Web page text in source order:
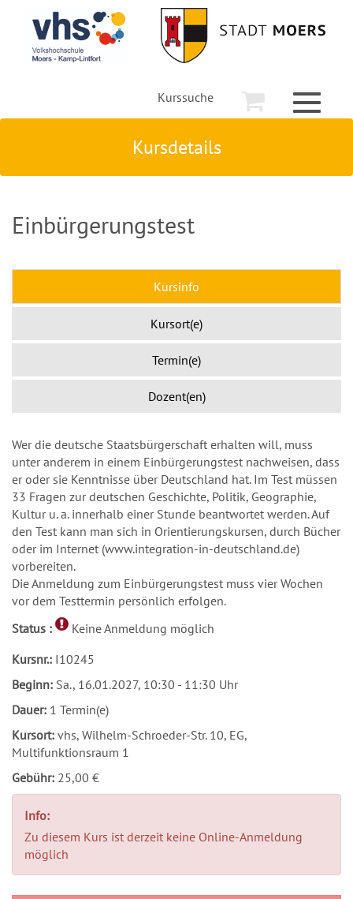
Kurssuche
Toggle
Kursdetails
Einbürgerungstest
Kursinfo
Kursort(e)
Termin(e)
Dozent(en)
Wer die deutsche Staatsbürgerschaft erhalten will, muss
unter anderem in einem Einbürgerungstest nachweisen, dass
er oder sie Kenntnisse über Deutschland hat. Im Test müssen
33 Fragen zur deutschen Geschichte, Politik, Geographie,
Kultur u. a. innerhalb einer Stunde beantwortet werden. Auf
den Test kann man sich in Orientierungskursen, durch Bücher
oder im Internet (www.integration-in-deutschland.de)
vorbereiten.
Die Anmeldung zum Einbürgerungstest muss vier Wochen
vor dem Testtermin persönlich erfolgen.
Status :
Keine Anmeldung möglich
Kursnr.: I10245
Beginn: Sa., 16.01.2027, 10:30 - 11:30 Uhr
Dauer: 1 Termin(e)
Kursort: vhs, Wilhelm-Schroeder-Str. 10, EG,
Multifunktionsraum 1
Gebühr: 25,00 €
Info:
Zu diesem Kurs ist derzeit keine Online-Anmeldung
möglich